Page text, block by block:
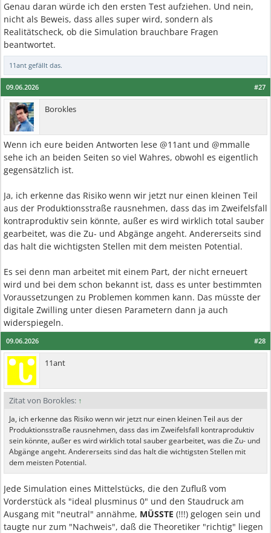
Genau daran würde ich den ersten Test aufziehen. Und nein,
nicht als Beweis, dass alles super wird, sondern als
Realitätscheck, ob die Simulation brauchbare Fragen
beantwortet.
11ant gefällt das.
#27
09.06.2026
Borokles
Wenn ich eure beiden Antworten lese @11ant und @mmalle
sehe ich an beiden Seiten so viel Wahres, obwohl es eigentlich
gegensätzlich ist.
Ja, ich erkenne das Risiko wenn wir jetzt nur einen kleinen Teil
aus der Produktionsstraße rausnehmen, dass das im Zweifelsfall
kontraproduktiv sein könnte, außer es wird wirklich total sauber
gearbeitet, was die Zu- und Abgänge angeht. Andererseits sind
das halt die wichtigsten Stellen mit dem meisten Potential.
Es sei denn man arbeitet mit einem Part, der nicht erneuert
wird und bei dem schon bekannt ist, dass es unter bestimmten
Voraussetzungen zu Problemen kommen kann. Das müsste der
digitale Zwilling unter diesen Parametern dann ja auch
widerspiegeln.
#28
09.06.2026
11ant
Zitat von Borokles: ↑
Ja, ich erkenne das Risiko wenn wir jetzt nur einen kleinen Teil aus der
Produktionsstraße rausnehmen, dass das im Zweifelsfall kontraproduktiv
sein könnte, außer es wird wirklich total sauber gearbeitet, was die Zu- und
Abgänge angeht. Andererseits sind das halt die wichtigsten Stellen mit
dem meisten Potential.
Jede Simulation eines Mittelstücks, die den Zufluß vom
Vorderstück als "ideal plusminus 0" und den Staudruck am
Ausgang mit "neutral" annähme, MÜSSTE (!!!) gelogen sein und
taugte nur zum "Nachweis", daß die Theoretiker "richtig" liegen